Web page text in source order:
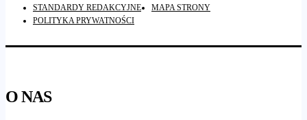
STANDARDY REDAKCYJNE
MAPA STRONY
POLITYKA PRYWATNOŚCI
O NAS